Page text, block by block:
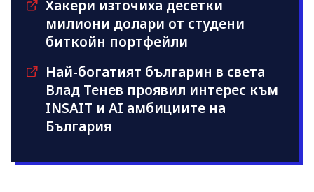
Хакери източиха десетки
милиони долари от студени
биткойн портфейли
Най-богатият българин в света
Влад Тенев проявил интерес към
INSAIT и AI амбициите на
България